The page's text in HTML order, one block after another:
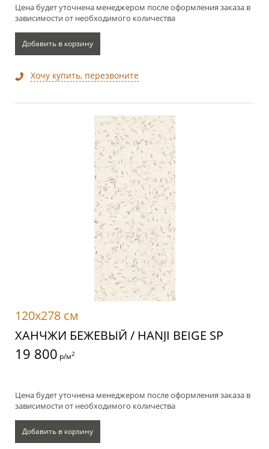
Цена будет уточнена менеджером после оформления заказа в
зависимости от необходимого количества
Добавить в корзину
Хочу купить, перезвоните
120x278 см
ХАНЧЖИ БЕЖЕВЫЙ / HANJI BEIGE SP
19 800 р/м2
Цена будет уточнена менеджером после оформления заказа в
зависимости от необходимого количества
Добавить в корзину